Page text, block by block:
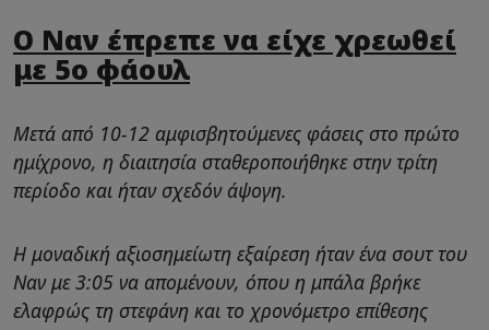
Ο Ναν έπρεπε να είχε χρεωθεί
με 5ο φάουλ
Μετά από 10-12 αμφισβητούμενες φάσεις στο πρώτο
ημίχρονο, η διαιτησία σταθεροποιήθηκε στην τρίτη
περίοδο και ήταν σχεδόν άψογη.
Η μοναδική αξιοσημείωτη εξαίρεση ήταν ένα σουτ του
Ναν με 3:05 να απομένουν, όπου η μπάλα βρήκε
ελαφρώς τη στεφάνη και το χρονόμετρο επίθεσης